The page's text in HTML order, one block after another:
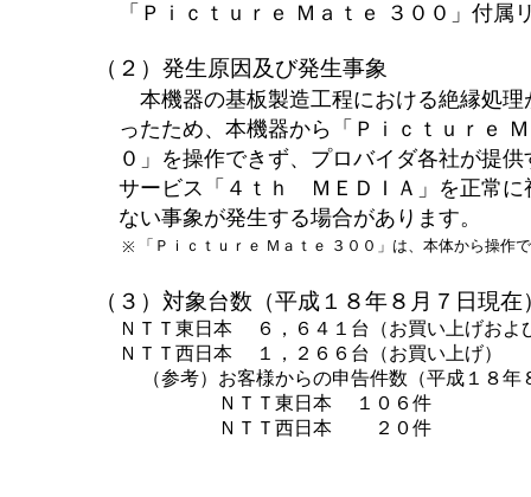
「Ｐｉｃｔｕｒｅ Ｍａｔｅ ３００」付属
（２）発生原因及び発生事象
本機器の基板製造工程における絶縁処理
ったため、本機器から「Ｐｉｃｔｕｒｅ
０」を操作できず、プロバイダ各社が提
サービス「４ｔｈ ＭＥＤＩＡ」を正常に
ない事象が発生する場合があります。
※ 「Ｐｉｃｔｕｒｅ Ｍａｔｅ ３００」は、本体から操作
（３）対象台数（平成１８年８月７日現在
ＮＴＴ東日本 ６，６４１台（お買い上げおよ
ＮＴＴ西日本 １，２６６台（お買い上げ）
（参考） お客様からの申告件数（平成１８年
ＮＴＴ東日本 １０６件
ＮＴＴ西日本 ２０件